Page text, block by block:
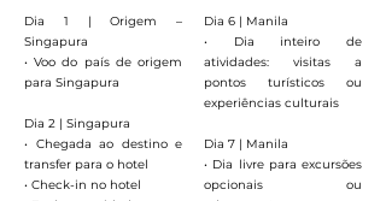
Dia 1 | Origem –
Singapura
• Voo do país de origem
para Singapura
Dia 2 | Singapura
• Chegada ao destino e
transfer para o hotel
• Check-in no hotel
Dia 6 | Manila
• Dia inteiro de
atividades: visitas a
pontos turísticos ou
experiências culturais
Dia 7 | Manila
• Dia livre para excursões
opcionais ou